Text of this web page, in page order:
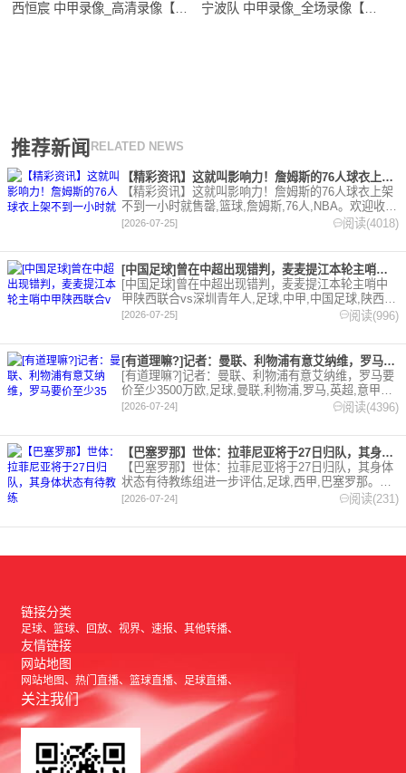
西恒宸 中甲录像_高清录像【全
宁波队 中甲录像_全场录像【视
推荐新闻 RELATED NEWS
【精彩资讯】这就叫影响力！詹姆斯的76人球衣上架不到一小时就
【精彩资讯】这就叫影响力！詹姆斯的76人球衣上架
不到一小时就售罄,篮球,詹姆斯,76人,NBA。欢迎收藏
本站，24小时为你更新最新的足球，篮球体育资讯。
[2026-07-25] 阅读(4018)
[中国足球]曾在中超出现错判，麦麦提江本轮主哨中甲陕西联合v
[中国足球]曾在中超出现错判，麦麦提江本轮主哨中
甲陕西联合vs深圳青年人,足球,中甲,中国足球,陕西联
合,深圳青年人,中超。欢迎收藏本站，24小时为你更
[2026-07-25] 阅读(996)
[有道理嘛?]记者：曼联、利物浦有意艾纳维，罗马要价至少35
[有道理嘛?]记者：曼联、利物浦有意艾纳维，罗马要
价至少3500万欧,足球,曼联,利物浦,罗马,英超,意甲。
欢迎收藏本站，24小时为你更新最新的足球，篮球体
[2026-07-24] 阅读(4396)
【巴塞罗那】世体：拉菲尼亚将于27日归队，其身体状态有待教练
【巴塞罗那】世体：拉菲尼亚将于27日归队，其身体
状态有待教练组进一步评估,足球,西甲,巴塞罗那。欢
迎收藏本站，24小时为你更新最新的足球，篮球体育
[2026-07-24] 阅读(231)
链接分类
足球 篮球 回放 视界 速报 其他转播
友情链接
网站地图
网站地图 热门直播 篮球直播 足球直播
关注我们